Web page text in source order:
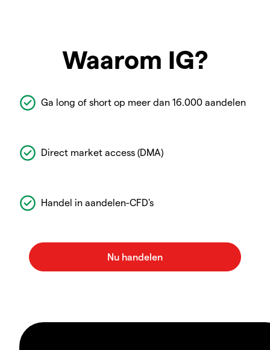
Waarom IG?
Ga long of short op meer dan 16.000 aandelen
Direct market access (DMA)
Handel in aandelen-CFD's